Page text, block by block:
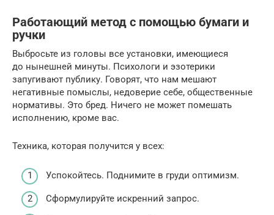
Работающий метод с помощью бумаги и
ручки
Выбросьте из головы все установки, имеющиеся
до нынешней минуты. Психологи и эзотерики
запугивают публику. Говорят, что нам мешают
негативные помыслы, недоверие себе, общественные
нормативы. Это бред. Ничего не может помешать
исполнению, кроме вас.
Техника, которая получится у всех:
Успокойтесь. Поднимите в груди оптимизм.
Сформулируйте искренний запрос.